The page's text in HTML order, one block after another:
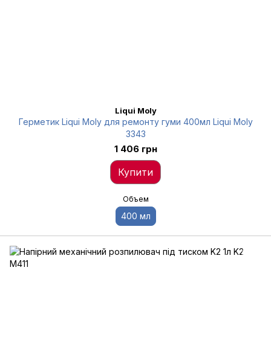
Liqui Moly
Герметик Liqui Moly для ремонту гуми 400мл Liqui Moly
3343
1 406 грн
Купити
Объем
400 мл